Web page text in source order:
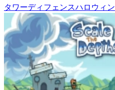
タワーディフェンスハロウィン